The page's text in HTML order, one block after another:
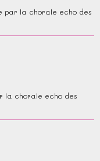
par la chorale echo des
la chorale echo des